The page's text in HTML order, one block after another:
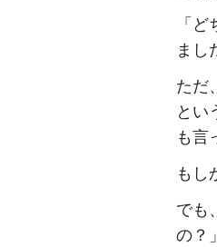
「
まし
ただ
とい
も言
もし
でも
の？